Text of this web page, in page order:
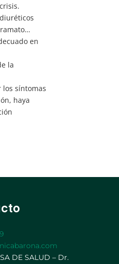
en
la
síntomas
haya
DE SALUD – Dr.